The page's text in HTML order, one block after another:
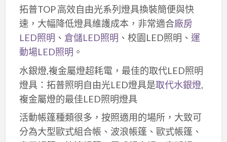
拓普TOP 高效自由光系列燈具換裝簡便與快
速，大幅降低燈具維護成本，非常適合廠房
LED照明 、 倉儲LED照明 、校園LED照明、 運
動場LED照明 。
水銀燈,複金屬燈超耗電，最佳的取代LED照明
燈具：拓普照明自由光LED燈具是取代水銀燈,
複金屬燈的最佳LED照明燈具
活動帳篷種類很多，按照適用的場所，大致可
分為大型歐式組合帳、波浪帳篷、歐式帳篷、